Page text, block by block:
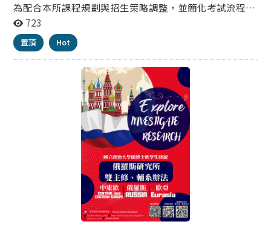
為配合本所課程規劃與招生策略調整，並簡化考試流程，
自116學年度起，本所碩士班招生考試科目將由「1科
（共同科目）＋ 3選1（專業科目）」， 調整為單一考試
科目（俄國現勢）或 二選一 (俄國史 / 俄國現勢 )。 本次
調整旨在提升考試聚焦性，並減輕考生準備負擔， 相關考
試科目內容與範圍，將另行公告於本所網站。 敬請有意報
考之考生留意最新資訊。
723
置頂 Hot